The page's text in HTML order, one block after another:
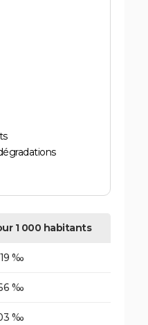
1 000 habitants
‰
‰
‰